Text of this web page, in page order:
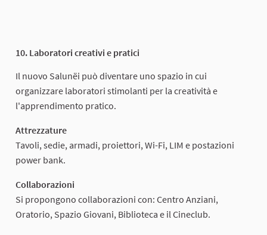
10. Laboratori creativi e pratici
Il nuovo Salunëi può diventare uno spazio in cui
organizzare laboratori stimolanti per la creatività e
l'apprendimento pratico.
Attrezzature
Tavoli, sedie, armadi, proiettori, Wi-Fi, LIM e postazioni
power bank.
Collaborazioni
Si propongono collaborazioni con: Centro Anziani,
Oratorio, Spazio Giovani, Biblioteca e il Cineclub.